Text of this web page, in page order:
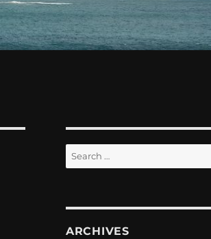
Search
for:
ARCHIVES